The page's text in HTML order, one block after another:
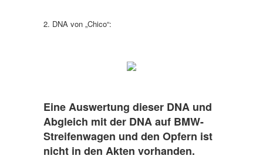
2. DNA von „Chico“:
Eine Auswertung dieser DNA und
Abgleich mit der DNA auf BMW-
Streifenwagen und den Opfern ist
nicht in den Akten vorhanden.